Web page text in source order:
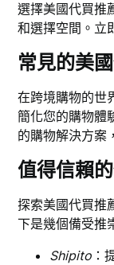
選擇美國代買推
和選擇空間。立
常見的美
在跨境購物的世
簡化您的購物體
的購物解決方案
值得信賴
探索美國代買推
下是幾個備受推
Shipito ：